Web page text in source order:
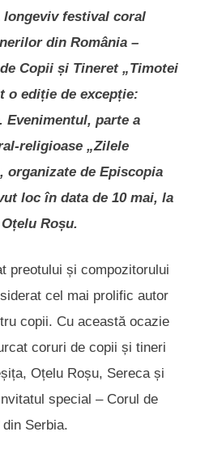
longeviv festival coral
din România –
Copii și Tineret „Timotei
o ediție de excepție:
Evenimentul, parte a
religioase „Zilele
de Episcopia
loc în data de 10 mai, la
Roșu.
preotului și compozitorului
cel mai prolific autor
copii. Cu această ocazie
coruri de copii și tineri
Oțelu Roșu, Sereca și
special – Corul de
din Serbia.